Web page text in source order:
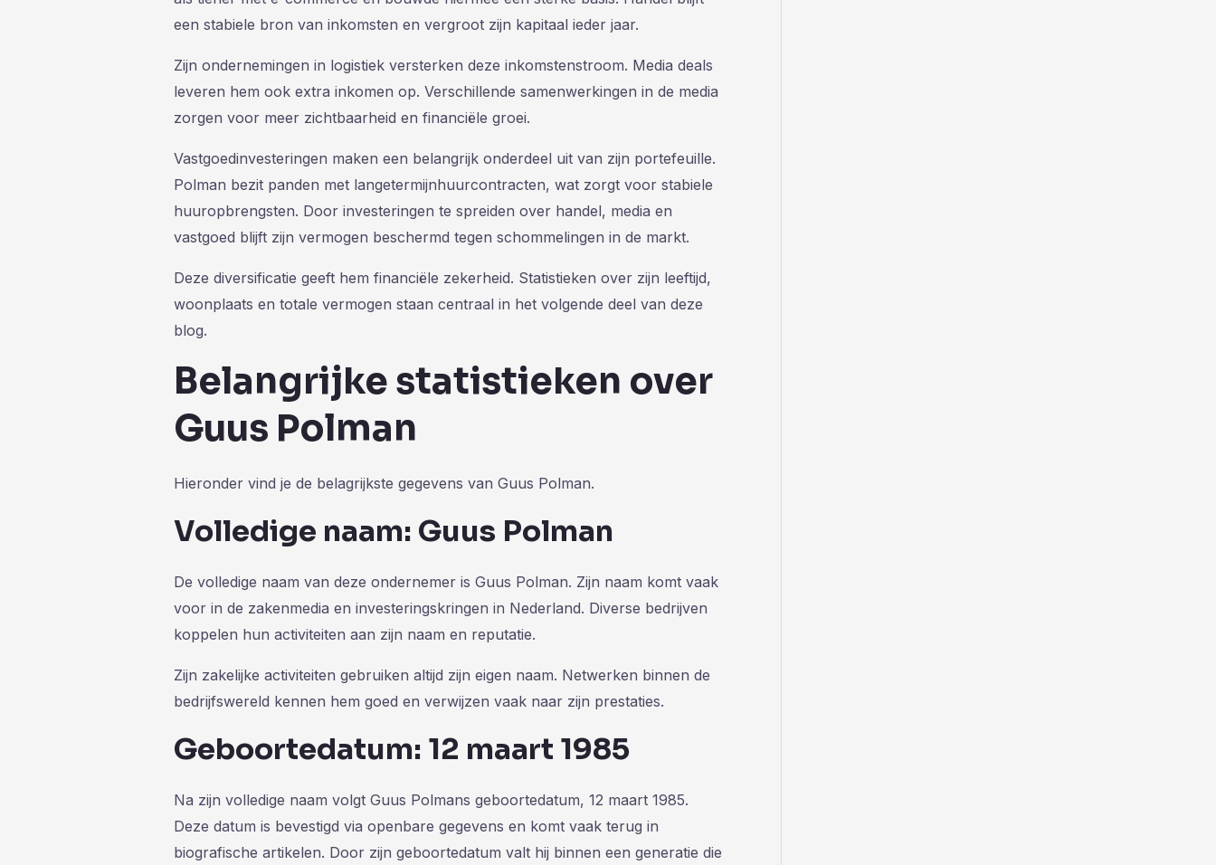
een stabiele bron van inkomsten en vergroot zijn kapitaal ieder jaar.
Zijn ondernemingen in logistiek versterken deze inkomstenstroom. Media deals
leveren hem ook extra inkomen op. Verschillende samenwerkingen in de media
zorgen voor meer zichtbaarheid en financiële groei.
Vastgoedinvesteringen maken een belangrijk onderdeel uit van zijn portefeuille.
Polman bezit panden met langetermijnhuurcontracten, wat zorgt voor stabiele
huuropbrengsten. Door investeringen te spreiden over handel, media en
vastgoed blijft zijn vermogen beschermd tegen schommelingen in de markt.
Deze diversificatie geeft hem financiële zekerheid. Statistieken over zijn leeftijd,
woonplaats en totale vermogen staan centraal in het volgende deel van deze
blog.
Belangrijke statistieken over
Guus Polman
Hieronder vind je de belagrijkste gegevens van Guus Polman.
Volledige naam: Guus Polman
De volledige naam van deze ondernemer is Guus Polman. Zijn naam komt vaak
voor in de zakenmedia en investeringskringen in Nederland. Diverse bedrijven
koppelen hun activiteiten aan zijn naam en reputatie.
Zijn zakelijke activiteiten gebruiken altijd zijn eigen naam. Netwerken binnen de
bedrijfswereld kennen hem goed en verwijzen vaak naar zijn prestaties.
Geboortedatum: 12 maart 1985
Na zijn volledige naam volgt Guus Polmans geboortedatum, 12 maart 1985.
Deze datum is bevestigd via openbare gegevens en komt vaak terug in
biografische artikelen. Door zijn geboortedatum valt hij binnen een generatie die